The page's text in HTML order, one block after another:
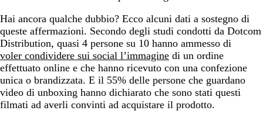
Hai ancora qualche dubbio? Ecco alcuni dati a sostegno di
queste affermazioni. Secondo degli studi condotti da Dotcom
Distribution, quasi 4 persone su 10 hanno ammesso di
voler condividere sui social l’immagine di un ordine
effettuato online e che hanno ricevuto con una confezione
unica o brandizzata. E il 55% delle persone che guardano
video di unboxing hanno dichiarato che sono stati questi
filmati ad averli convinti ad acquistare il prodotto.